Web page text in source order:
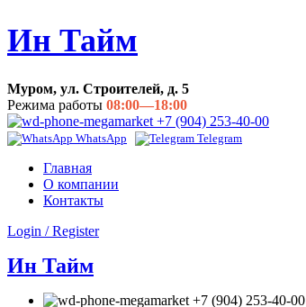
Ин Тайм
Муром, ул. Строителей, д. 5
Режима работы 08:00—18:00
+7 (904) 253-40-00
WhatsApp Telegram
Главная
О компании
Контакты
Login / Register
Ин Тайм
+7 (904) 253-40-00